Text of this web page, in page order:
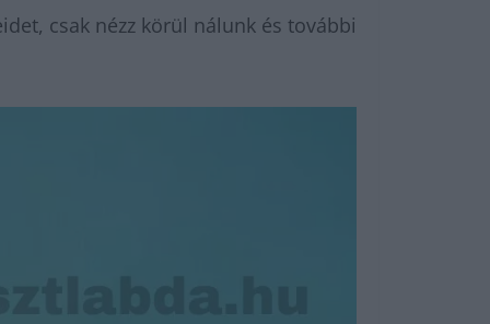
csak nézz körül nálunk és további